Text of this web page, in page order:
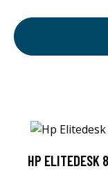
HP ELITEDESK